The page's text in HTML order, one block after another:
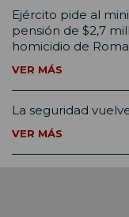
Ejército pide al
pensión de $2,7
homicidio de
VER MÁS
La seguridad
VER MÁS